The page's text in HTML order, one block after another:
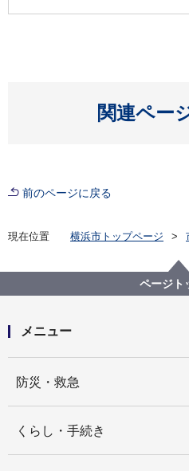
関連ペー
前のページに戻る
現在位置 横浜市トップページ
会計年度任用職員採用募集
【募集は終了しました
（中央職業訓練校事務補
ページト
メニュー
防災・救急
くらし・手続き